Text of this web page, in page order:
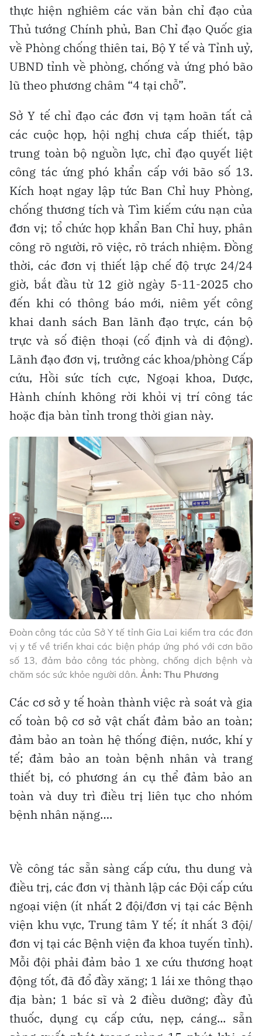
thực hiện nghiêm các văn bản chỉ đạo của
Thủ tướng Chính phủ, Ban Chỉ đạo Quốc gia
về Phòng chống thiên tai, Bộ Y tế và Tỉnh uỷ,
UBND tỉnh về phòng, chống và ứng phó bão
lũ theo phương châm “4 tại chỗ”.
Sở Y tế chỉ đạo các đơn vị tạm hoãn tất cả
các cuộc họp, hội nghị chưa cấp thiết, tập
trung toàn bộ nguồn lực, chỉ đạo quyết liệt
công tác ứng phó khẩn cấp với bão số 13.
Kích hoạt ngay lập tức Ban Chỉ huy Phòng,
chống thương tích và Tìm kiếm cứu nạn của
đơn vị; tổ chức họp khẩn Ban Chỉ huy, phân
công rõ người, rõ việc, rõ trách nhiệm. Đồng
thời, các đơn vị thiết lập chế độ trực 24/24
giờ, bắt đầu từ 12 giờ ngày 5-11-2025 cho
đến khi có thông báo mới, niêm yết công
khai danh sách Ban lãnh đạo trực, cán bộ
trực và số điện thoại (cố định và di động).
Lãnh đạo đơn vị, trưởng các khoa/phòng Cấp
cứu, Hồi sức tích cực, Ngoại khoa, Dược,
Hành chính không rời khỏi vị trí công tác
hoặc địa bàn tỉnh trong thời gian này.
Đoàn công tác của Sở Y tế tỉnh Gia Lai kiểm tra các đơn
vị y tế về triển khai các biện pháp ứng phó với cơn bão
số 13, đảm bảo công tác phòng, chống dịch bệnh và
chăm sóc sức khỏe người dân. Ảnh: Thu Phương
Các cơ sở y tế hoàn thành việc rà soát và gia
cố toàn bộ cơ sở vật chất đảm bảo an toàn;
đảm bảo an toàn hệ thống điện, nước, khí y
tế; đảm bảo an toàn bệnh nhân và trang
thiết bị, có phương án cụ thể đảm bảo an
toàn và duy trì điều trị liên tục cho nhóm
bệnh nhân nặng….
Về công tác sẵn sàng cấp cứu, thu dung và
điều trị, các đơn vị thành lập các Đội cấp cứu
ngoại viện (ít nhất 2 đội/đơn vị tại các Bệnh
viện khu vực, Trung tâm Y tế; ít nhất 3 đội/
đơn vị tại các Bệnh viện đa khoa tuyến tỉnh).
Mỗi đội phải đảm bảo 1 xe cứu thương hoạt
động tốt, đã đổ đầy xăng; 1 lái xe thông thạo
địa bàn; 1 bác sĩ và 2 điều dưỡng; đầy đủ
thuốc, dụng cụ cấp cứu, nẹp, cáng... sẵn